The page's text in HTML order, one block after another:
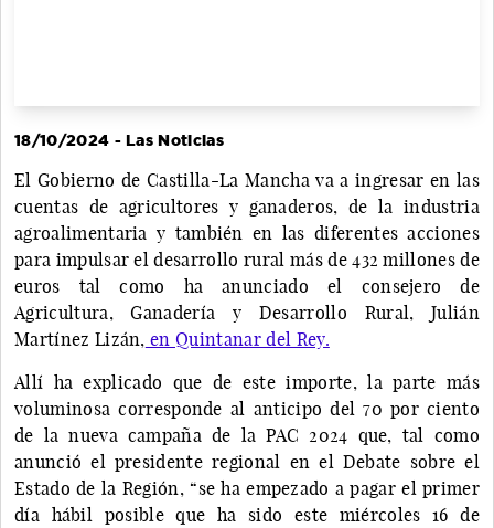
18/10/2024 - Las Noticias
El Gobierno de Castilla-La Mancha va a ingresar en las
cuentas de agricultores y ganaderos, de la industria
agroalimentaria y también en las diferentes acciones
para impulsar el desarrollo rural más de 432 millones de
euros tal como ha anunciado el consejero de
Agricultura, Ganadería y Desarrollo Rural, Julián
Martínez Lizán, en Quintanar del Rey.
Allí ha explicado que de este importe, la parte más
voluminosa corresponde al anticipo del 70 por ciento
de la nueva campaña de la PAC 2024 que, tal como
anunció el presidente regional en el Debate sobre el
Estado de la Región, “se ha empezado a pagar el primer
día hábil posible que ha sido este miércoles 16 de